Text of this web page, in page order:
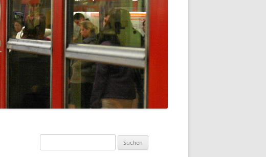
nach: